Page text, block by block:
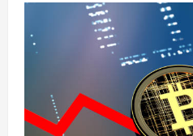
Elektronik
SU7
Diduga
Jadi
Perangkap
Maut
Kecelakaan
Fatal